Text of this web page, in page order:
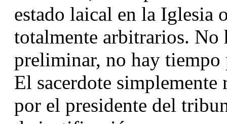
estado laical en la Iglesia
totalmente arbitrarios. No
preliminar, no hay tiempo
El sacerdote
por el presidente del